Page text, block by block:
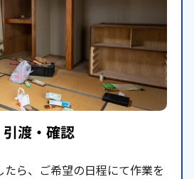
渡・確認
たら、ご希望の日程にて作業を